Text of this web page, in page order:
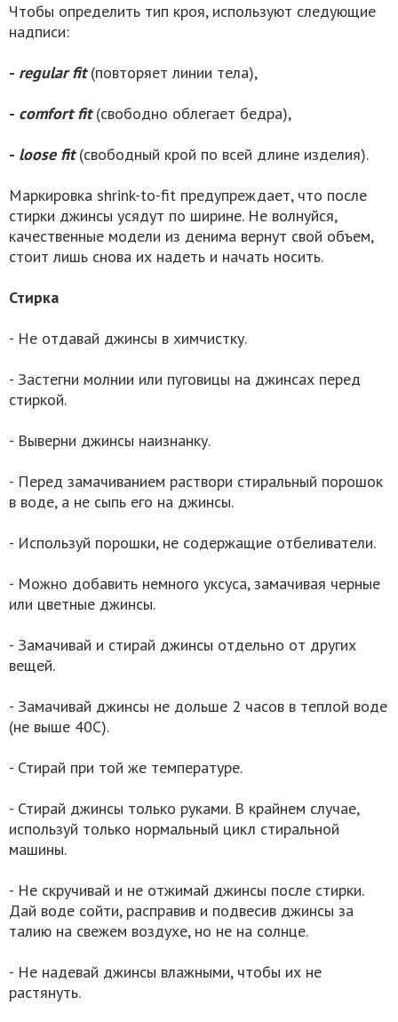
Чтобы определить тип кроя, используют следующие
надписи:
- regular fit(повторяет линии тела),
- comfort fit(свободно облегает бедра),
- loose fit(свободный крой по всей длине изделия).
Маркировка shrink-to-fit предупреждает, что после
стирки джинсы усядут по ширине. Не волнуйся,
качественные модели из денима вернут свой объем,
стоит лишь снова их надеть и начать носить.
Стирка
- Не отдавай джинсы в химчистку.
- Застегни молнии или пуговицы на джинсах перед
стиркой.
- Выверни джинсы наизнанку.
- Перед замачиванием раствори стиральный порошок
в воде, а не сыпь его на джинсы.
- Используй порошки, не содержащие отбеливатели.
- Можно добавить немного уксуса, замачивая черные
или цветные джинсы.
- Замачивай и стирай джинсы отдельно от других
вещей.
- Замачивай джинсы не дольше 2 часов в теплой воде
(не выше 40С).
- Стирай при той же температуре.
- Стирай джинсы только руками. В крайнем случае,
используй только нормальный цикл стиральной
машины.
- Не скручивай и не отжимай джинсы после стирки.
Дай воде сойти, расправив и подвесив джинсы за
талию на свежем воздухе, но не на солнце.
- Не надевай джинсы влажными, чтобы их не
растянуть.